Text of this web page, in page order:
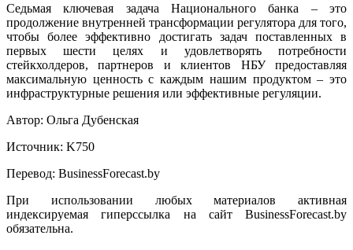
Седьмая ключевая задача Национального банка – это
продолжение внутренней трансформации регулятора для того,
чтобы более эффективно достигать задач поставленных в
первых шести целях и удовлетворять потребности
стейкхолдеров, партнеров и клиентов НБУ предоставляя
максимальную ценность с каждым нашим продуктом – это
инфраструктурные решения или эффективные регуляции.
Автор: Ольга Дубенская
Источник: K750
Перевод: BusinessForecast.by
При использовании любых материалов активная
индексируемая гиперссылка на сайт BusinessForecast.by
обязательна.